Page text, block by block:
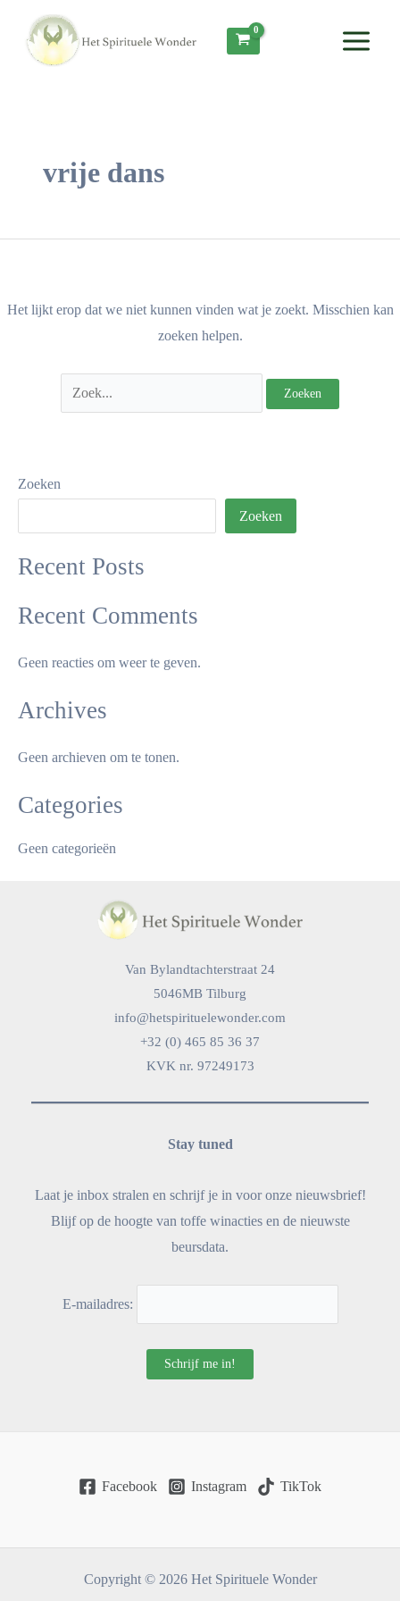
Menu
vrije dans
Het lijkt erop dat we niet kunnen vinden wat je zoekt. Misschien kan
zoeken helpen.
naar:
Zoeken
Zoeken
Recent Posts
Recent Comments
Geen reacties om weer te geven.
Archives
Geen archieven om te tonen.
Categories
Geen categorieën
Van Bylandtachterstraat 24
5046MB Tilburg
info@hetspirituelewonder.com
+32 (0) 465 85 36 37
KVK nr. 97249173
Stay tuned
Laat je inbox stralen en schrijf je in voor onze nieuwsbrief!
Blijf op de hoogte van toffe winacties en de nieuwste
beursdata.
E-mailadres:
Facebook Instagram TikTok
Copyright © 2026 Het Spirituele Wonder